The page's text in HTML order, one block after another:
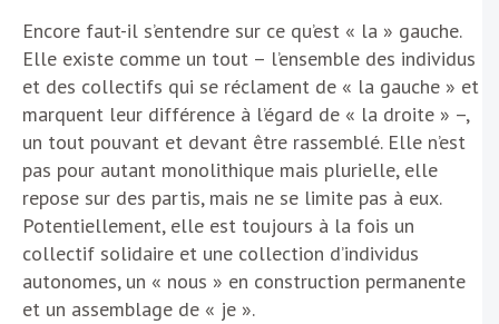
Encore faut-il s’entendre sur ce qu’est « la » gauche.
Elle existe comme un tout – l’ensemble des individus
et des collectifs qui se réclament de « la gauche » et
marquent leur différence à l’égard de « la droite » –,
un tout pouvant et devant être rassemblé. Elle n’est
pas pour autant monolithique mais plurielle, elle
repose sur des partis, mais ne se limite pas à eux.
Potentiellement, elle est toujours à la fois un
collectif solidaire et une collection d’individus
autonomes, un « nous » en construction permanente
et un assemblage de « je ».